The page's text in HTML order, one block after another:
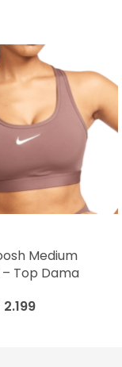
Medium
Top Dama
2.199